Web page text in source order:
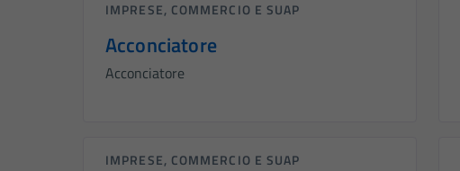
IMPRESE, COMMERCIO E SUAP
Acconciatore
Acconciatore
IMPRESE, COMMERCIO E SUAP